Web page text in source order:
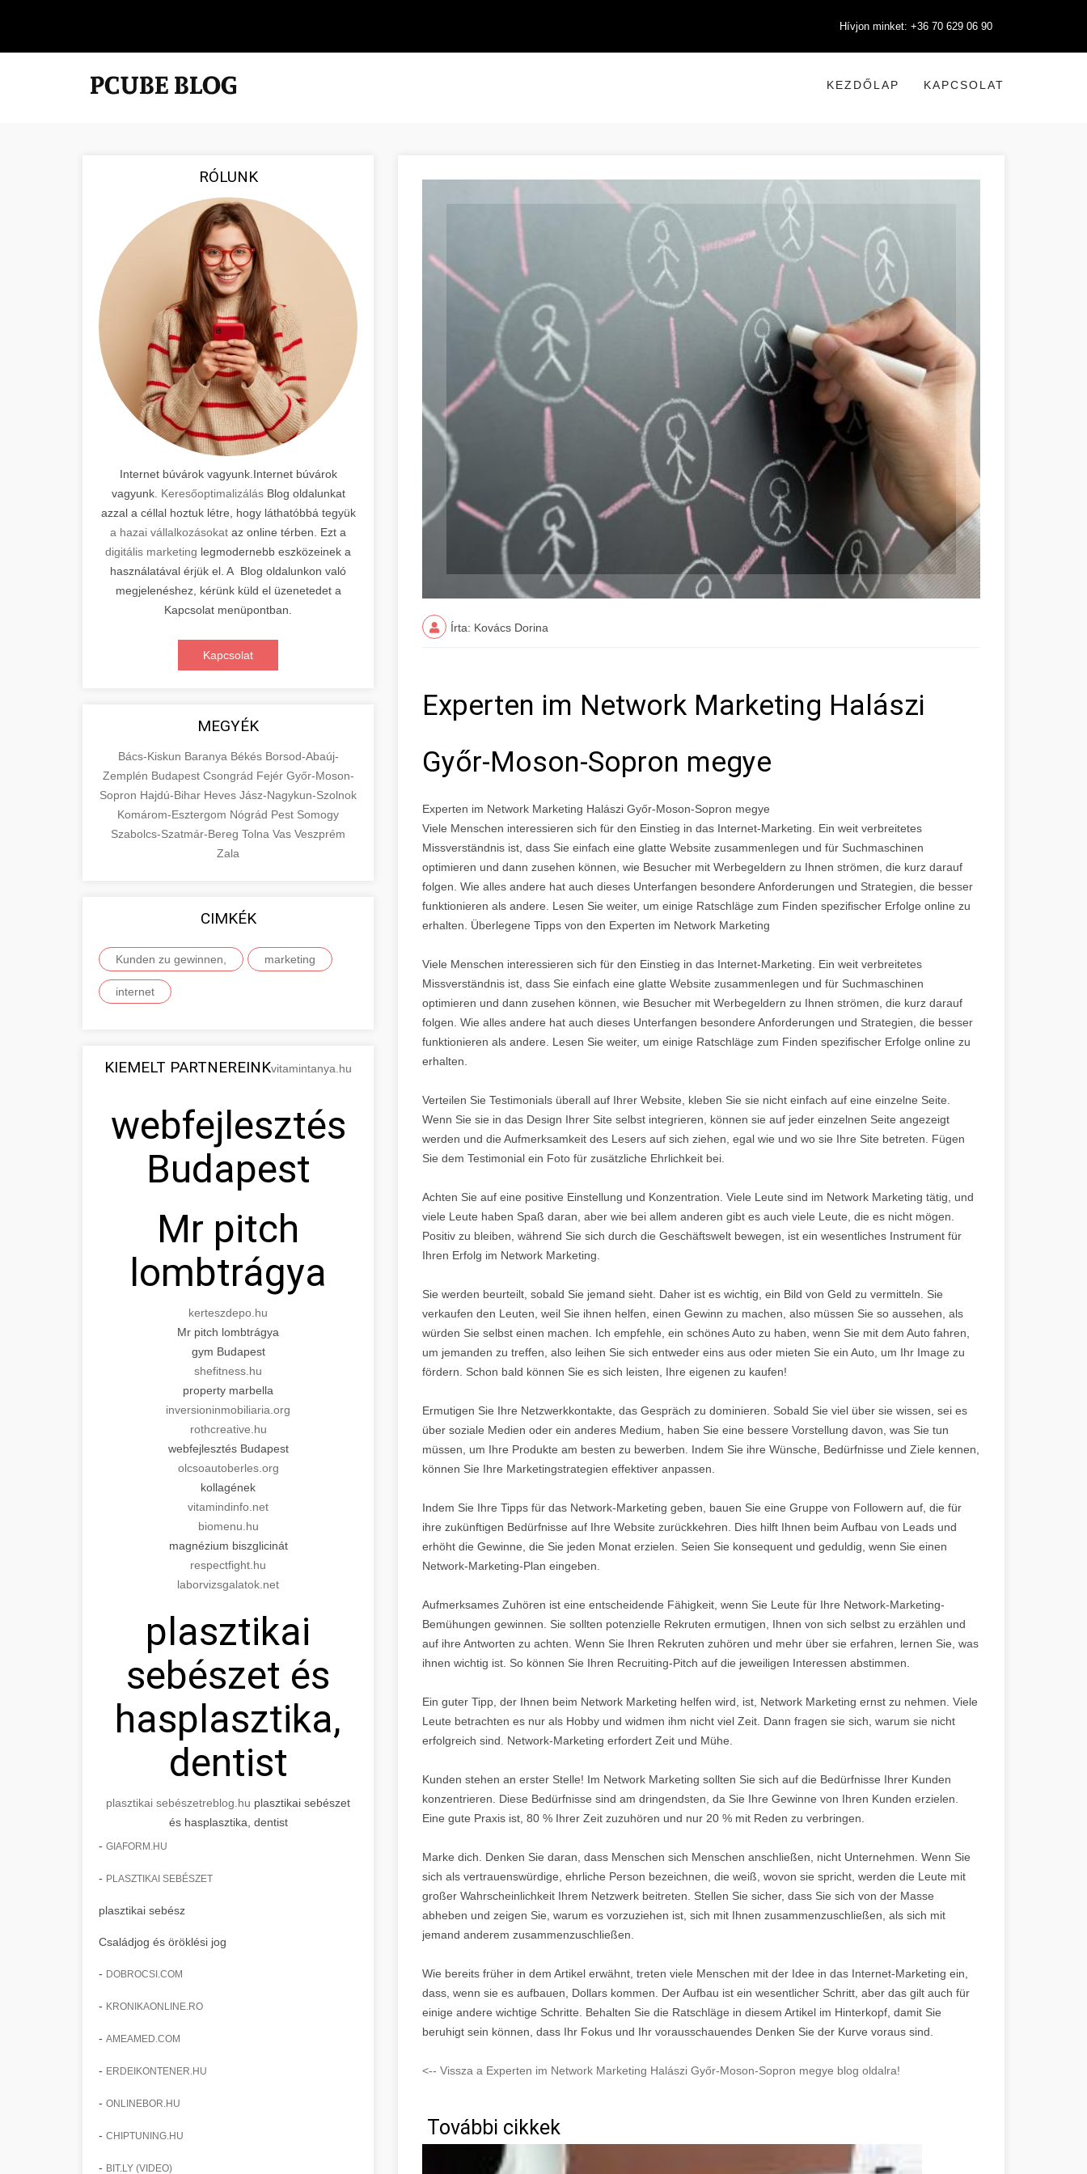
Hívjon minket: +36 70 629 06 90
KEZDŐLAP KAPCSOLAT
RÓLUNK
Internet búvárok vagyunk.Internet búvárok
vagyunk. KeresőoptimalizálásBlog oldalunkat
azzal a céllal hoztuk létre, hogy láthatóbbá tegyük
a hazai vállalkozásokat az online térben. Ezt a
digitális marketing legmodernebb eszközeinek a
használatával érjük el. A Blog oldalunkon való
megjelenéshez, kérünk küld el üzenetedet a
Kapcsolat menüpontban.
Kapcsolat
MEGYÉK
Bács-Kiskun Baranya Békés Borsod-Abaúj-
Zemplén Budapest Csongrád Fejér Győr-Moson-
Sopron Hajdú-Bihar Heves Jász-Nagykun-Szolnok
Komárom-Esztergom Nógrád Pest Somogy
Szabolcs-Szatmár-Bereg Tolna Vas Veszprém
Zala
CIMKÉK
Kunden zu gewinnen, marketing
internet
KIEMELT PARTNEREINKvitamintanya.hu
webfejlesztés
Budapest
Mr pitch
lombtrágya
kerteszdepo.hu
Mr pitch lombtrágya
gym Budapest
shefitness.hu
property marbella
inversioninmobiliaria.org
rothcreative.hu
webfejlesztés Budapest
olcsoautoberles.org
kollagének
vitamindinfo.net
biomenu.hu
magnézium biszglicinát
respectfight.hu
laborvizsgalatok.net
plasztikai
sebészet és
hasplasztika,
dentist
plasztikai sebészetreblog.hu plasztikai sebészet
és hasplasztika, dentist
- GIAFORM.HU
- PLASZTIKAI SEBÉSZET
plasztikai sebész
Családjog és öröklési jog
- DOBROCSI.COM
- KRONIKAONLINE.RO
- AMEAMED.COM
- ERDEIKONTENER.HU
- ONLINEBOR.HU
- CHIPTUNING.HU
- BIT.LY (VIDEO)
Írta: Kovács Dorina
Experten im Network Marketing Halászi
Győr-Moson-Sopron megye
Experten im Network Marketing Halászi Győr-Moson-Sopron megye
Viele Menschen interessieren sich für den Einstieg in das Internet-Marketing. Ein weit verbreitetes
Missverständnis ist, dass Sie einfach eine glatte Website zusammenlegen und für Suchmaschinen
optimieren und dann zusehen können, wie Besucher mit Werbegeldern zu Ihnen strömen, die kurz darauf
folgen. Wie alles andere hat auch dieses Unterfangen besondere Anforderungen und Strategien, die besser
funktionieren als andere. Lesen Sie weiter, um einige Ratschläge zum Finden spezifischer Erfolge online zu
erhalten. Überlegene Tipps von den Experten im Network Marketing
Viele Menschen interessieren sich für den Einstieg in das Internet-Marketing. Ein weit verbreitetes
Missverständnis ist, dass Sie einfach eine glatte Website zusammenlegen und für Suchmaschinen
optimieren und dann zusehen können, wie Besucher mit Werbegeldern zu Ihnen strömen, die kurz darauf
folgen. Wie alles andere hat auch dieses Unterfangen besondere Anforderungen und Strategien, die besser
funktionieren als andere. Lesen Sie weiter, um einige Ratschläge zum Finden spezifischer Erfolge online zu
erhalten.
Verteilen Sie Testimonials überall auf Ihrer Website, kleben Sie sie nicht einfach auf eine einzelne Seite.
Wenn Sie sie in das Design Ihrer Site selbst integrieren, können sie auf jeder einzelnen Seite angezeigt
werden und die Aufmerksamkeit des Lesers auf sich ziehen, egal wie und wo sie Ihre Site betreten. Fügen
Sie dem Testimonial ein Foto für zusätzliche Ehrlichkeit bei.
Achten Sie auf eine positive Einstellung und Konzentration. Viele Leute sind im Network Marketing tätig, und
viele Leute haben Spaß daran, aber wie bei allem anderen gibt es auch viele Leute, die es nicht mögen.
Positiv zu bleiben, während Sie sich durch die Geschäftswelt bewegen, ist ein wesentliches Instrument für
Ihren Erfolg im Network Marketing.
Sie werden beurteilt, sobald Sie jemand sieht. Daher ist es wichtig, ein Bild von Geld zu vermitteln. Sie
verkaufen den Leuten, weil Sie ihnen helfen, einen Gewinn zu machen, also müssen Sie so aussehen, als
würden Sie selbst einen machen. Ich empfehle, ein schönes Auto zu haben, wenn Sie mit dem Auto fahren,
um jemanden zu treffen, also leihen Sie sich entweder eins aus oder mieten Sie ein Auto, um Ihr Image zu
fördern. Schon bald können Sie es sich leisten, Ihre eigenen zu kaufen!
Ermutigen Sie Ihre Netzwerkkontakte, das Gespräch zu dominieren. Sobald Sie viel über sie wissen, sei es
über soziale Medien oder ein anderes Medium, haben Sie eine bessere Vorstellung davon, was Sie tun
müssen, um Ihre Produkte am besten zu bewerben. Indem Sie ihre Wünsche, Bedürfnisse und Ziele kennen,
können Sie Ihre Marketingstrategien effektiver anpassen.
Indem Sie Ihre Tipps für das Network-Marketing geben, bauen Sie eine Gruppe von Followern auf, die für
ihre zukünftigen Bedürfnisse auf Ihre Website zurückkehren. Dies hilft Ihnen beim Aufbau von Leads und
erhöht die Gewinne, die Sie jeden Monat erzielen. Seien Sie konsequent und geduldig, wenn Sie einen
Network-Marketing-Plan eingeben.
Aufmerksames Zuhören ist eine entscheidende Fähigkeit, wenn Sie Leute für Ihre Network-Marketing-
Bemühungen gewinnen. Sie sollten potenzielle Rekruten ermutigen, Ihnen von sich selbst zu erzählen und
auf ihre Antworten zu achten. Wenn Sie Ihren Rekruten zuhören und mehr über sie erfahren, lernen Sie, was
ihnen wichtig ist. So können Sie Ihren Recruiting-Pitch auf die jeweiligen Interessen abstimmen.
Ein guter Tipp, der Ihnen beim Network Marketing helfen wird, ist, Network Marketing ernst zu nehmen. Viele
Leute betrachten es nur als Hobby und widmen ihm nicht viel Zeit. Dann fragen sie sich, warum sie nicht
erfolgreich sind. Network-Marketing erfordert Zeit und Mühe.
Kunden stehen an erster Stelle! Im Network Marketing sollten Sie sich auf die Bedürfnisse Ihrer Kunden
konzentrieren. Diese Bedürfnisse sind am dringendsten, da Sie Ihre Gewinne von Ihren Kunden erzielen.
Eine gute Praxis ist, 80 % Ihrer Zeit zuzuhören und nur 20 % mit Reden zu verbringen.
Marke dich. Denken Sie daran, dass Menschen sich Menschen anschließen, nicht Unternehmen. Wenn Sie
sich als vertrauenswürdige, ehrliche Person bezeichnen, die weiß, wovon sie spricht, werden die Leute mit
großer Wahrscheinlichkeit Ihrem Netzwerk beitreten. Stellen Sie sicher, dass Sie sich von der Masse
abheben und zeigen Sie, warum es vorzuziehen ist, sich mit Ihnen zusammenzuschließen, als sich mit
jemand anderem zusammenzuschließen.
Wie bereits früher in dem Artikel erwähnt, treten viele Menschen mit der Idee in das Internet-Marketing ein,
dass, wenn sie es aufbauen, Dollars kommen. Der Aufbau ist ein wesentlicher Schritt, aber das gilt auch für
einige andere wichtige Schritte. Behalten Sie die Ratschläge in diesem Artikel im Hinterkopf, damit Sie
beruhigt sein können, dass Ihr Fokus und Ihr vorausschauendes Denken Sie der Kurve voraus sind.
<-- Vissza a Experten im Network Marketing Halászi Győr-Moson-Sopron megye blog oldalra!
További cikkek